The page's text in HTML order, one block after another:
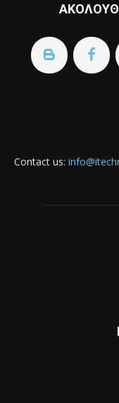
Contact us: